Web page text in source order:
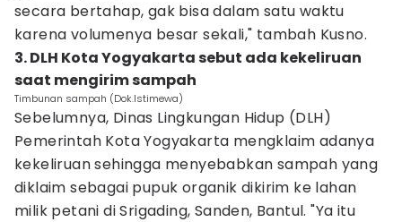
secara bertahap, gak bisa dalam satu waktu
karena volumenya besar sekali," tambah Kusno.
3. DLH Kota Yogyakarta sebut ada kekeliruan
saat mengirim sampah
Timbunan sampah (Dok.Istimewa)
Sebelumnya, Dinas Lingkungan Hidup (DLH)
Pemerintah Kota Yogyakarta mengklaim adanya
kekeliruan sehingga menyebabkan sampah yang
diklaim sebagai pupuk organik dikirim ke lahan
milik petani di Srigading, Sanden, Bantul. "Ya itu